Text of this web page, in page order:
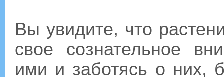
Вы увидите, что
свое сознательное
ими и заботясь о них,